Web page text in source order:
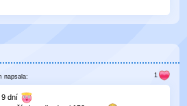
napsala:
9 dní